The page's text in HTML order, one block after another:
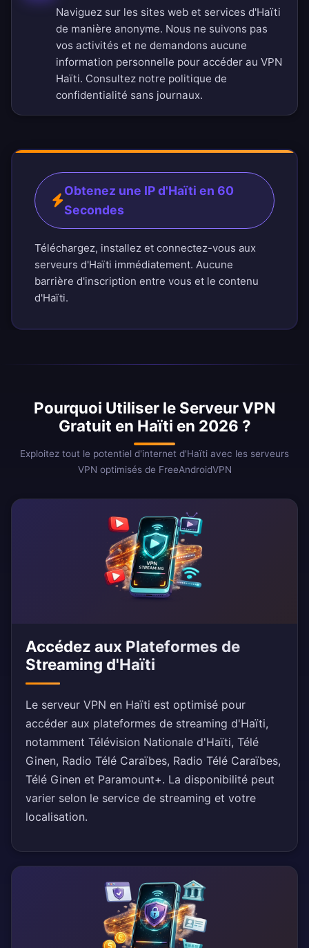
Naviguez sur les sites web et services d'Haïti
de manière anonyme. Nous ne suivons pas
vos activités et ne demandons aucune
information personnelle pour accéder au VPN
Haïti. Consultez notre politique de
confidentialité sans journaux.
Obtenez une IP d'Haïti en 60
Secondes
Téléchargez, installez et connectez-vous aux
serveurs d'Haïti immédiatement. Aucune
barrière d'inscription entre vous et le contenu
d'Haïti.
Pourquoi Utiliser le Serveur VPN
Gratuit en Haïti en 2026 ?
Exploitez tout le potentiel d'internet d'Haïti avec les serveurs
VPN optimisés de FreeAndroidVPN
Accédez aux Plateformes de
Streaming d'Haïti
Le serveur VPN en Haïti est optimisé pour
accéder aux plateformes de streaming d'Haïti,
notamment Télévision Nationale d'Haïti, Télé
Ginen, Radio Télé Caraïbes, Radio Télé Caraïbes,
Télé Ginen et Paramount+. La disponibilité peut
varier selon le service de streaming et votre
localisation.